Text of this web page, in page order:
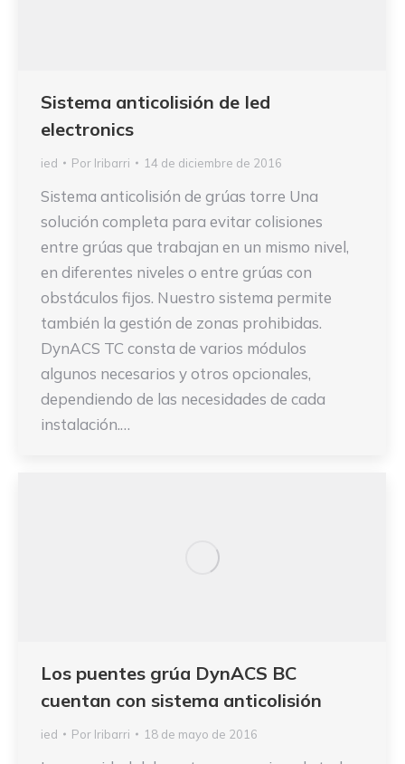
Sistema anticolisión de Ied
electronics
ied Por Iribarri 14 de diciembre de 2016
Sistema anticolisión de grúas torre Una
solución completa para evitar colisiones
entre grúas que trabajan en un mismo nivel,
en diferentes niveles o entre grúas con
obstáculos fijos. Nuestro sistema permite
también la gestión de zonas prohibidas.
DynACS TC consta de varios módulos
algunos necesarios y otros opcionales,
dependiendo de las necesidades de cada
instalación.…
Los puentes grúa DynACS BC
cuentan con sistema anticolisión
ied Por Iribarri 18 de mayo de 2016